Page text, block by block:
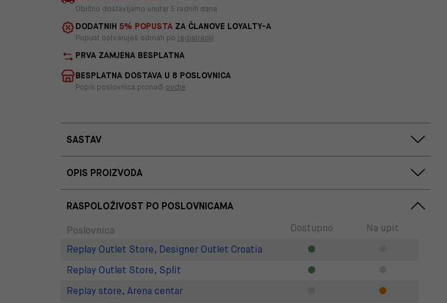
Obično dostavljamo unutar 5 radnih dana
DODATNIH 5% POPUSTAZA ČLANOVE LOYALTY-A
Popust ostvaruješ odmah po registraciji
PRVA ZAMJENA BESPLATNA
BESPLATNA DOSTAVA U 8 POSLOVNICA
Popis poslovnica pronađi ovdje
SASTAV
OPIS PROIZVODA
RASPOLOŽIVOST PO POSLOVNICAMA
Poslovnica
Dostupno
Na upit
Replay Outlet Store, Designer Outlet Croatia
Replay Outlet Store, Split
Replay store, Arena centar